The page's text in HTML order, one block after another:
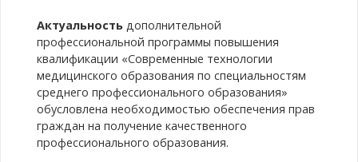
Актуальностьдополнительной
профессиональной программы повышения
квалификации «Современные технологии
медицинского образования по специальностям
среднего профессионального образования»
обусловлена необходимостью обеспечения прав
граждан на получение качественного
профессионального образования.